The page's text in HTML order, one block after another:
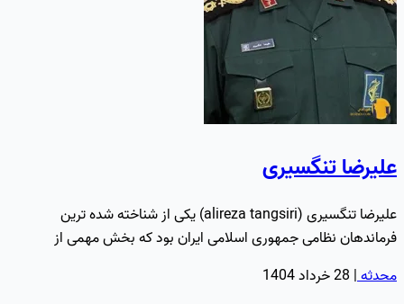
علیرضا تنگسیری
علیرضا تنگسیری (alireza tangsiri) یکی از شناخته شده ترین
فرماندهان نظامی جمهوری اسلامی ایران بود که بخش مهمی از
محدثه| 28 خرداد 1404